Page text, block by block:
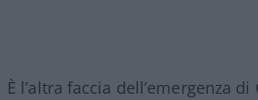
È l’altra faccia dell’emergenza